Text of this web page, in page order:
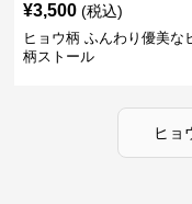
¥3,500 (税込)
ヒョウ柄 ふんわり優美な
柄ストール
ヒョ